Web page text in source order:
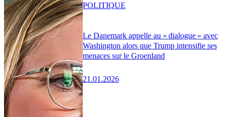
Le Danemark appelle au « dialogue » avec
Washington alors que Trump intensifie ses
menaces sur le Groenland
21.01.2026
POLITIQUE